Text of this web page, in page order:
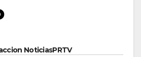
NoticiasPRTV